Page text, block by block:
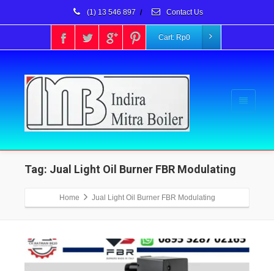
(1) 13 546 897 / Contact Us
Cart: Rp0
Tag: Jual Light Oil Burner FBR Modulating
Home Jual Light Oil Burner FBR Modulating